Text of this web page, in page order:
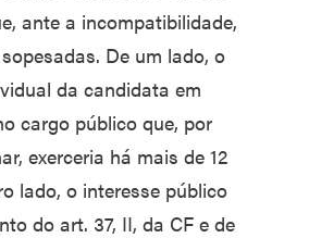
ante a incompatibilidade,
De um lado, o
da candidata em
cargo público que, por
exerceria há mais de 12
lado, o interesse público
do art. 37, II, da CF e de